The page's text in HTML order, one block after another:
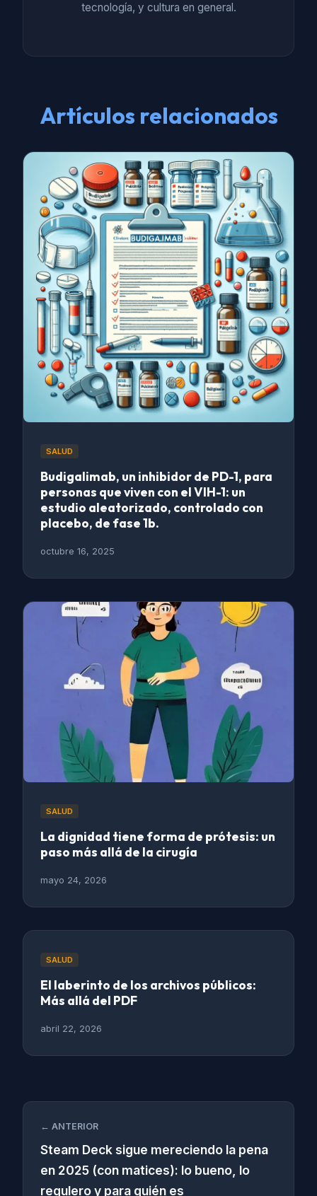
tecnología, y cultura en general.
Artículos relacionados
SALUD
Budigalimab, un inhibidor de PD-1, para
personas que viven con el VIH-1: un
estudio aleatorizado, controlado con
placebo, de fase 1b.
octubre 16, 2025
SALUD
La dignidad tiene forma de prótesis: un
paso más allá de la cirugía
mayo 24, 2026
SALUD
El laberinto de los archivos públicos:
Más allá del PDF
abril 22, 2026
← ANTERIOR
Steam Deck sigue mereciendo la pena
en 2025 (con matices): lo bueno, lo
regulero y para quién es